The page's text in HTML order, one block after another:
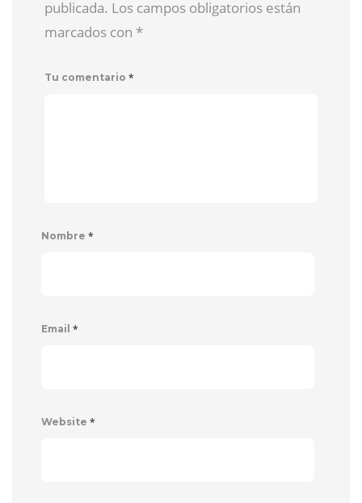
publicada. Los campos obligatorios están
marcados con *
Tu comentario *
Nombre *
Email *
Website *